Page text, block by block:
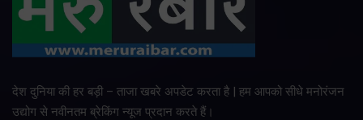
देश दुनिया की हर बड़ी – ताजा खबरे अपडेट करता है | हम आपको सीधे मनोरंजन
उद्योग से नवीनतम ब्रेकिंग न्यूज प्रदान करते हैं।